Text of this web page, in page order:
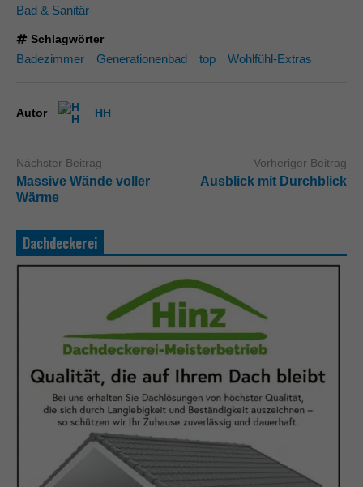
Bad & Sanitär
Schlagwörter
Badezimmer Generationenbad top Wohlfühl-Extras
Autor HH
Nächster Beitrag
Massive Wände voller
Wärme
Vorheriger Beitrag
Ausblick mit Durchblick
Dachdeckerei